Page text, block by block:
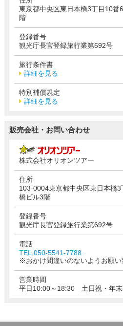
東京都中央区東日本橋3丁目10番
階
登録番号
観光庁長官登録旅行業第692号
旅行条件書
詳細を見る
特別補償規定
詳細を見る
販売会社・お問い合わせ
株式会社オリオンツアー
住所
103-0004東京都中央区東日本橋
橋ビル3階
登録番号
観光庁長官登録旅行業第692号
電話
TEL:050-5541-7788
※おかけ間違いのないようお願い
営業時間
平日10:00～18:30 土日祝・年